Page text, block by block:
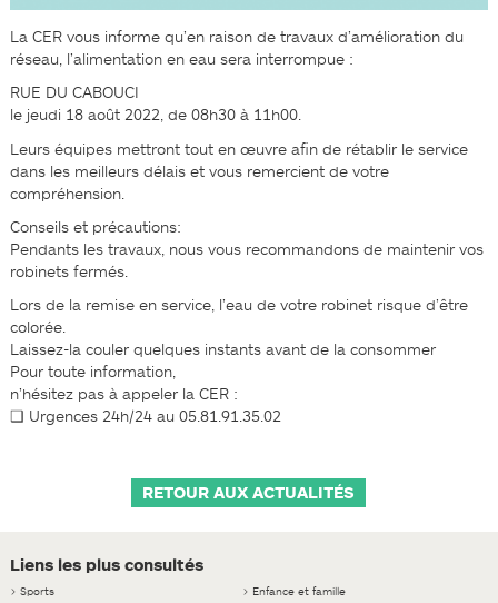
La CER vous informe qu’en raison de travaux d’amélioration du
réseau, l’alimentation en eau sera interrompue :
RUE DU CABOUCI
le jeudi 18 août 2022, de 08h30 à 11h00.
Leurs équipes mettront tout en œuvre afin de rétablir le service
dans les meilleurs délais et vous remercient de votre
compréhension.
Conseils et précautions:
Pendants les travaux, nous vous recommandons de maintenir vos
robinets fermés.
Lors de la remise en service, l’eau de votre robinet risque d’être
colorée.
Laissez-la couler quelques instants avant de la consommer
Pour toute information,
n’hésitez pas à appeler la CER :
❑ Urgences 24h/24 au 05.81.91.35.02
RETOUR AUX ACTUALITÉS
Liens les plus consultés
> Sports > Enfance et famille